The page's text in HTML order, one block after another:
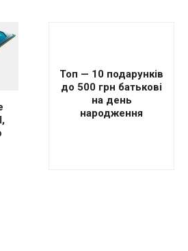
Топ — 10 подарунків
до 500 грн батькові
на день
народження